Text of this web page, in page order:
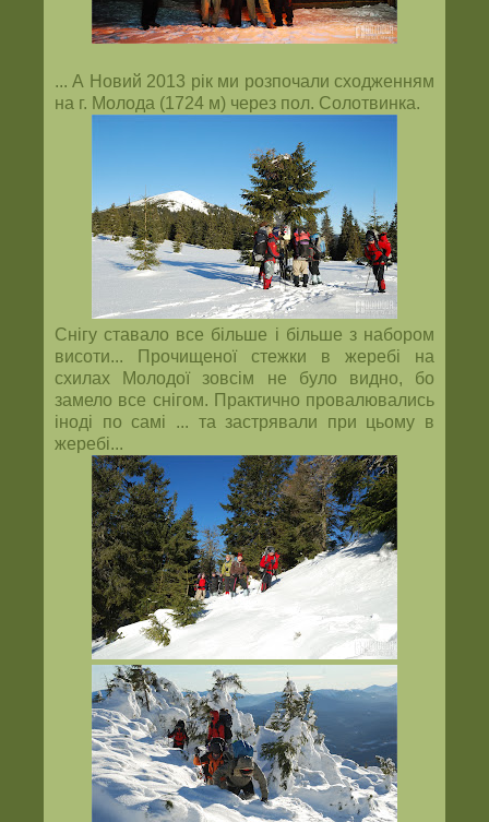
... А Новий 2013 рік ми розпочали сходженням
на г. Молода (1724 м) через пол. Солотвинка.
Снігу ставало все більше і більше з набором
висоти... Прочищеної стежки в жеребі на
схилах Молодої зовсім не було видно, бо
замело все снігом. Практично провалювались
іноді по самі ... та застрявали при цьому в
жеребі...